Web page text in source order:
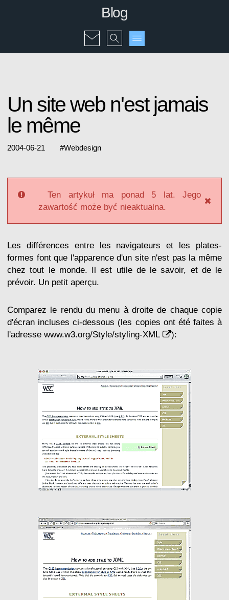
Blog
Un site web n'est jamais
le même
2004-06-21 #Webdesign
Ten artykuł ma ponad 5 lat. Jego
zawartość może być nieaktualna.
Les différences entre les navigateurs et les plates-
formes font que l'apparence d'un site n'est pas la même
chez tout le monde. Il est utile de le savoir, et de le
prévoir. Un petit aperçu.
Comparez le rendu du menu à droite de chaque copie
d'écran incluses ci-dessous (les copies ont été faites à
l'adresse www.w3.org/Style/styling-XML ):